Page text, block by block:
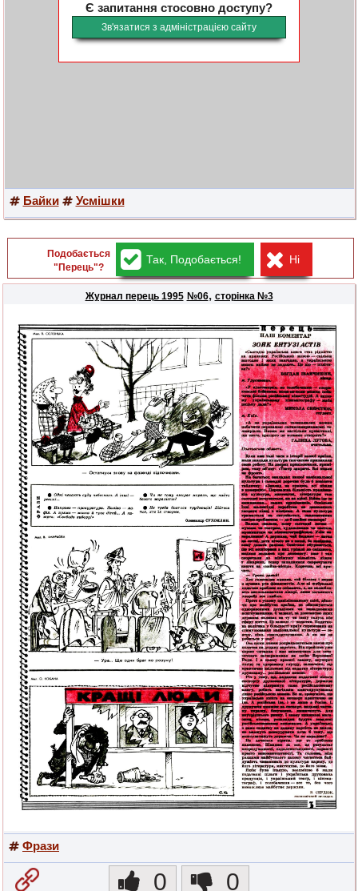
Є запитання стосовно доступу?
Зв'язатися з адміністрацією сайту
Байки Усмішки
Подобається
"Перець"?
Так, Подобається! Ні
Журнал перець 1995 №06, сторінка №3
Фрази
0 0